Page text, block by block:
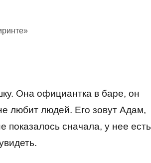
Она официантка в баре, он
любит людей. Его зовут Адам,
показалось сначала, у нее есть